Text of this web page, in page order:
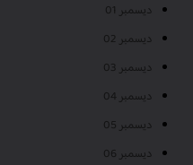
ديسمبر 01
ديسمبر 02
ديسمبر 03
ديسمبر 04
ديسمبر 05
ديسمبر 06